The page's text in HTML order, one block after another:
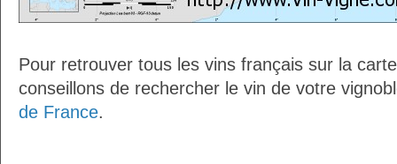
Pour retrouver tous les vins français sur la
conseillons de rechercher le vin de votre
de France.